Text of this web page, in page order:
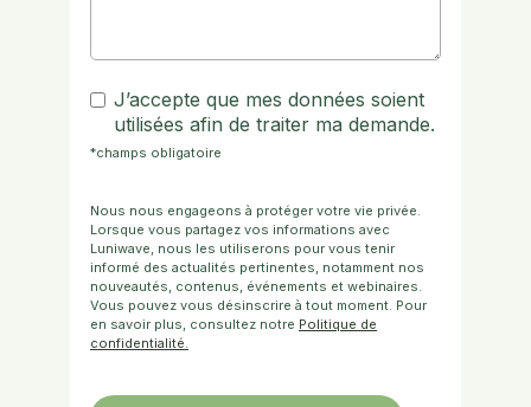
J’accepte que mes données soient
utilisées afin de traiter ma demande.
*champs obligatoire
Nous nous engageons à protéger votre vie privée.
Lorsque vous partagez vos informations avec
Luniwave, nous les utiliserons pour vous tenir
informé des actualités pertinentes, notamment nos
nouveautés, contenus, événements et webinaires.
Vous pouvez vous désinscrire à tout moment. Pour
en savoir plus, consultez notre Politique de
confidentialité.